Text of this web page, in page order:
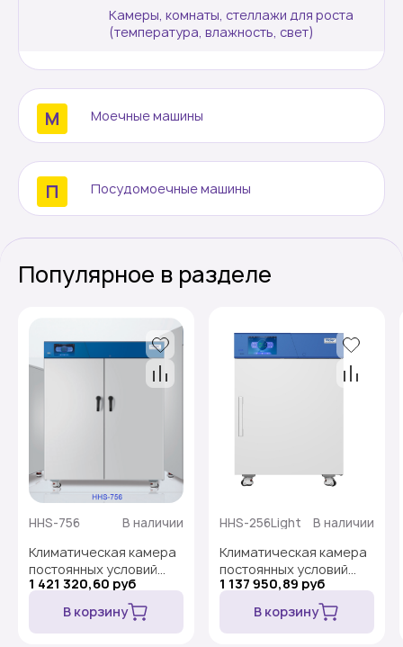
Технический сервис
Контакты
Камеры, комнаты, стеллажи для роста
(температура, влажность, свет)
Моечные машины
Посудомоечные машины
Популярное в разделе
HHS-756 В наличии
Климатическая камера
постоянных условий
«тепло-холод-
влажность», ICH,
+5...+70 ºC, 756 л, HHS-
756
1 421 320,60 руб
В корзину
HHS-256Light В наличии
Климатическая камера
постоянных условий
«тепло-холод-
освещение-
влажность», ICH,
+5...+70 ºC, 256 л, HHS-
1 137 950,89 руб
В корзину